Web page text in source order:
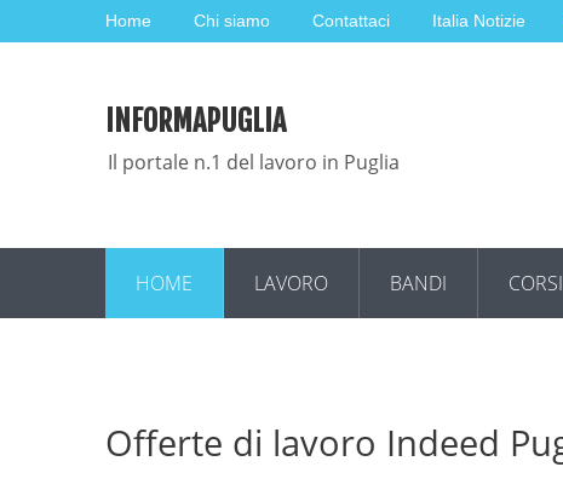
Home Chi siamo Contattaci Italia Notizie
INFORMAPUGLIA
Il portale n.1 del lavoro in Puglia
HOME LAVORO BANDI CORSI
Offerte di lavoro Indeed